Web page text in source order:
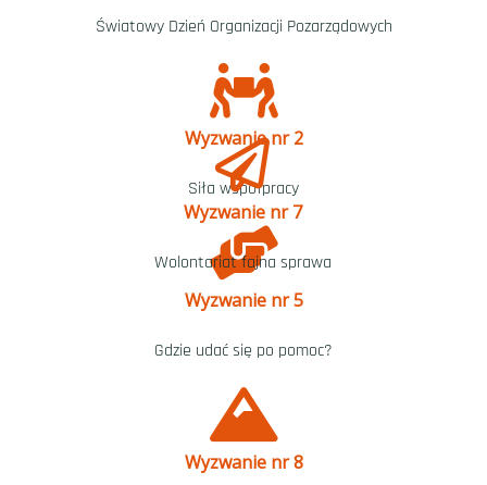
Światowy Dzień Organizacji Pozarządowych
Wyzwanie nr 7
Wolontariat fajna sprawa
Wyzwanie nr 2
Siła współpracy
Wyzwanie nr 5
Gdzie udać się po pomoc?
Wyzwanie nr 8